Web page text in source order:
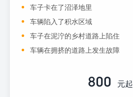
车子卡在了沼泽地里
车辆陷入了积水区域
车子在泥泞的乡村道路上陷住
车辆在拥挤的道路上发生故障
800 元起